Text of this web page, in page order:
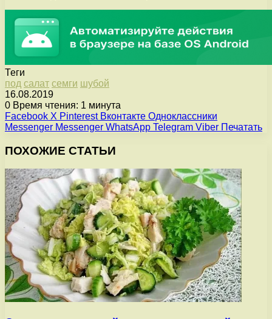
Теги
под салат семги шубой
16.08.2019
0 Время чтения: 1 минута
Facebook X Pinterest Вконтакте Одноклассники
Messenger Messenger WhatsApp Telegram Viber Печатать
ПОХОЖИЕ СТАТЬИ